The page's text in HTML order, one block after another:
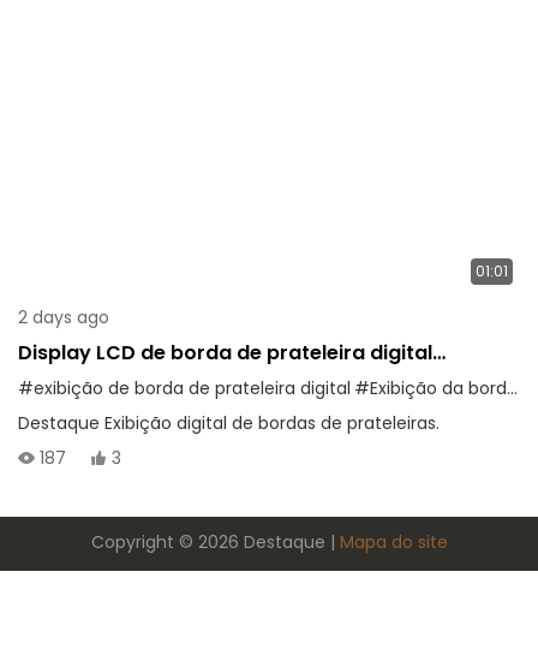
01:01
2 days ago
Display LCD de borda de prateleira digital
Highlight
#exibição de borda de prateleira digital #Exibição da borda da prateleira
Destaque Exibição digital de bordas de prateleiras.
187
3
Copyright © 2026 Destaque | Mapa do site